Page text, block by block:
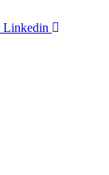
Linkedin